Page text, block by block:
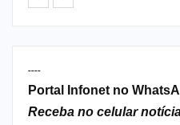
----
Portal Infonet no
Receba no celular